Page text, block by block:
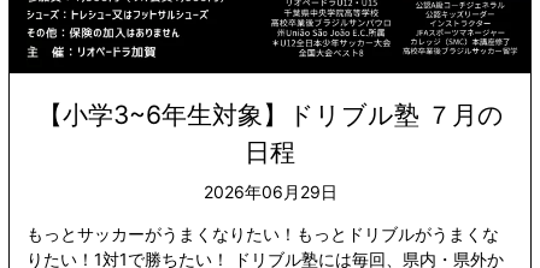
【小学3~6年生対象】ドリブル塾 ７月の
日程
2026年06月29日
もっとサッカーがうまくなりたい！もっとドリブルがうまくな
りたい！1対1で勝ちたい！ ドリブル塾には毎回、県内・県外か